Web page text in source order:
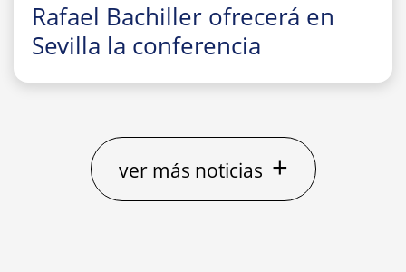
Rafael Bachiller ofrecerá en
Sevilla la conferencia
divulgativa“El gran Trío de
y 2028: cómo, dónde y cuándo
observarlos”ver más noticias +